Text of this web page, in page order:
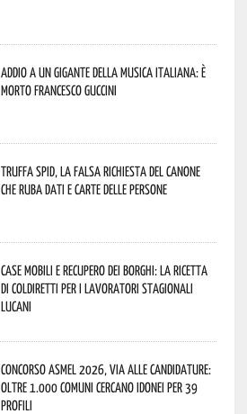
Addio a un gigante della musica italiana: è
morto Francesco Guccini
Truffa Spid, la falsa richiesta del canone
che ruba dati e carte delle persone
Case mobili e recupero dei borghi: la ricetta
di Coldiretti per i lavoratori stagionali
lucani
Concorso Asmel 2026, via alle candidature:
oltre 1.000 Comuni cercano idonei per 39
profili